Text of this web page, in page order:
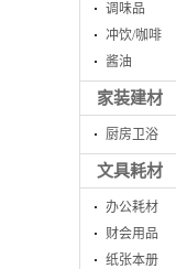
调味品
冲饮/咖啡
酱油
家装建材
厨房卫浴
文具耗材
办公耗材
财会用品
纸张本册